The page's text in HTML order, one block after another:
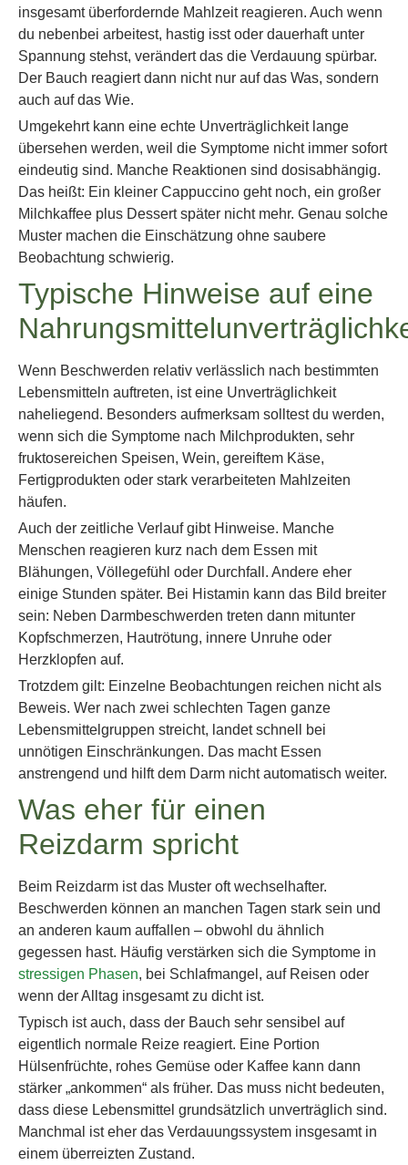
insgesamt überfordernde Mahlzeit reagieren. Auch wenn
du nebenbei arbeitest, hastig isst oder dauerhaft unter
Spannung stehst, verändert das die Verdauung spürbar.
Der Bauch reagiert dann nicht nur auf das Was, sondern
auch auf das Wie.
Umgekehrt kann eine echte Unverträglichkeit lange
übersehen werden, weil die Symptome nicht immer sofort
eindeutig sind. Manche Reaktionen sind dosisabhängig.
Das heißt: Ein kleiner Cappuccino geht noch, ein großer
Milchkaffee plus Dessert später nicht mehr. Genau solche
Muster machen die Einschätzung ohne saubere
Beobachtung schwierig.
Typische Hinweise auf eine
Wenn Beschwerden relativ verlässlich nach bestimmten
Lebensmitteln auftreten, ist eine Unverträglichkeit
naheliegend. Besonders aufmerksam solltest du werden,
wenn sich die Symptome nach Milchprodukten, sehr
fruktosereichen Speisen, Wein, gereiftem Käse,
Fertigprodukten oder stark verarbeiteten Mahlzeiten
häufen.
Auch der zeitliche Verlauf gibt Hinweise. Manche
Menschen reagieren kurz nach dem Essen mit
Blähungen, Völlegefühl oder Durchfall. Andere eher
einige Stunden später. Bei Histamin kann das Bild breiter
sein: Neben Darmbeschwerden treten dann mitunter
Kopfschmerzen, Hautrötung, innere Unruhe oder
Herzklopfen auf.
Trotzdem gilt: Einzelne Beobachtungen reichen nicht als
Beweis. Wer nach zwei schlechten Tagen ganze
Lebensmittelgruppen streicht, landet schnell bei
unnötigen Einschränkungen. Das macht Essen
anstrengend und hilft dem Darm nicht automatisch weiter.
Was eher für einen
Reizdarm spricht
Beim Reizdarm ist das Muster oft wechselhafter.
Beschwerden können an manchen Tagen stark sein und
an anderen kaum auffallen – obwohl du ähnlich
gegessen hast. Häufig verstärken sich die Symptome in
stressigen Phasen, bei Schlafmangel, auf Reisen oder
wenn der Alltag insgesamt zu dicht ist.
Typisch ist auch, dass der Bauch sehr sensibel auf
eigentlich normale Reize reagiert. Eine Portion
Hülsenfrüchte, rohes Gemüse oder Kaffee kann dann
stärker „ankommen“ als früher. Das muss nicht bedeuten,
dass diese Lebensmittel grundsätzlich unverträglich sind.
Manchmal ist eher das Verdauungssystem insgesamt in
einem überreizten Zustand.